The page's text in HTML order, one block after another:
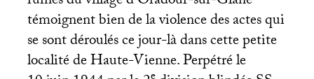
témoignent bien de la violence des actes qui
se sont déroulés ce jour-là dans cette petite
localité de Haute-Vienne. Perpétré le